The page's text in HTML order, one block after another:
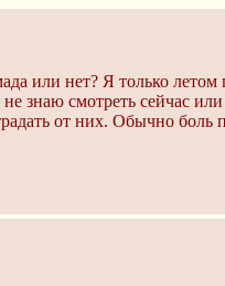
или нет? Я только летом
знаю смотреть сейчас
от них. Обычно